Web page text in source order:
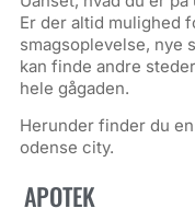
Er der altid mulighed
smagsoplevelse, nye
kan finde andre
hele gågaden.
Herunder finder du
odense city.
APOTEK